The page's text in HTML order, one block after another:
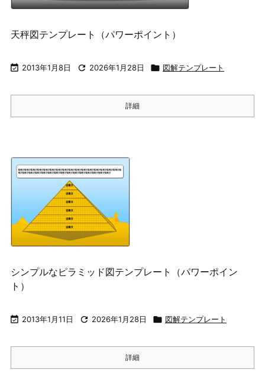
天秤図テンプレート（パワーポイント）
 2013年1月8日  2026年1月28日  図解テンプレート
詳細
シンプルなピラミッド図テンプレート（パワーポイン
ト）
 2013年1月11日  2026年1月28日  図解テンプレート
詳細